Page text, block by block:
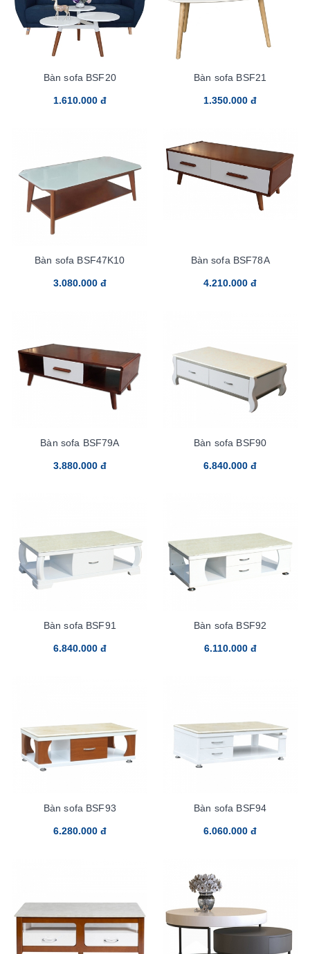
Bàn sofa BSF20
1.610.000 đ
Bàn sofa BSF21
1.350.000 đ
Bàn sofa BSF47K10
3.080.000 đ
Bàn sofa BSF78A
4.210.000 đ
Bàn sofa BSF79A
3.880.000 đ
Bàn sofa BSF90
6.840.000 đ
Bàn sofa BSF91
6.840.000 đ
Bàn sofa BSF92
6.110.000 đ
Bàn sofa BSF93
6.280.000 đ
Bàn sofa BSF94
6.060.000 đ